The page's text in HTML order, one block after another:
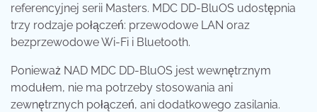
referencyjnej serii Masters. MDC DD-BluOS udostępnia
trzy rodzaje połączeń: przewodowe LAN oraz
bezprzewodowe Wi-Fi i Bluetooth.
Ponieważ NAD MDC DD-BluOS jest wewnętrznym
modułem, nie ma potrzeby stosowania ani
zewnętrznych połączeń, ani dodatkowego zasilania.